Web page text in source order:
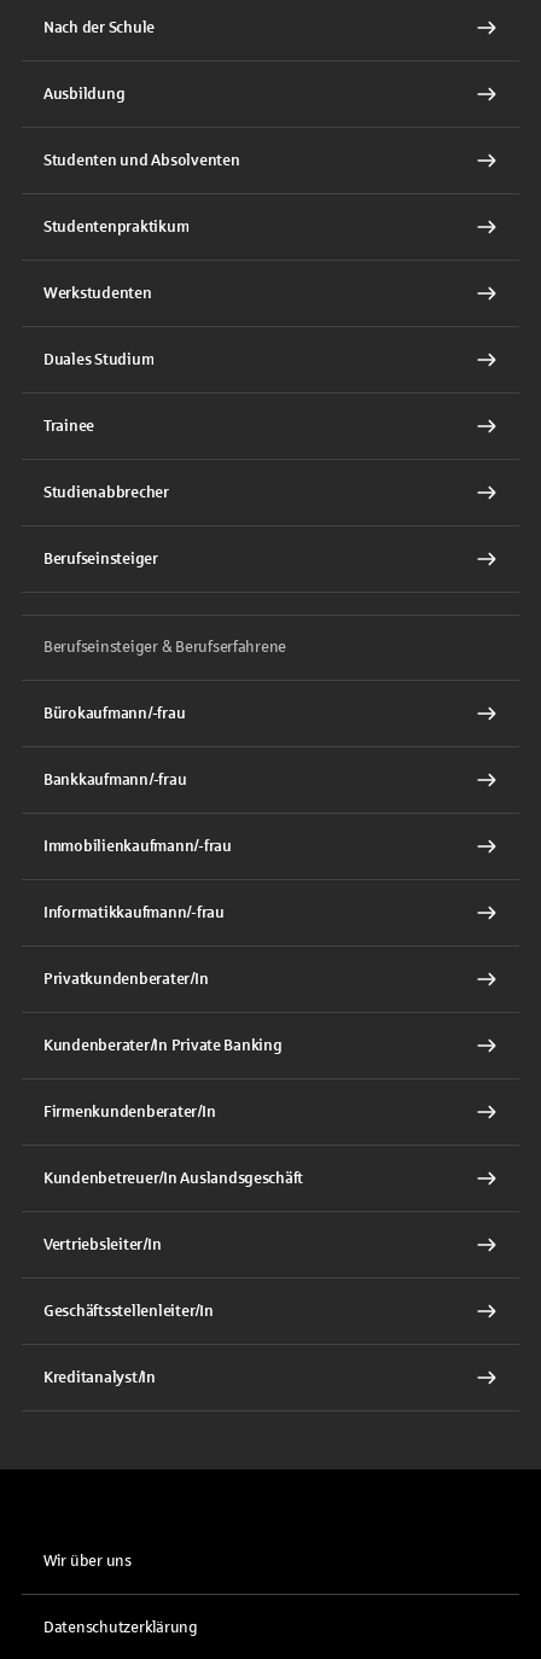
Nach der Schule
Ausbildung
Studenten und Absolventen
Studentenpraktikum
Werkstudenten
Duales Studium
Trainee
Studienabbrecher
Berufseinsteiger
Berufseinsteiger & Berufserfahrene
Bürokaufmann/-frau
Bankkaufmann/-frau
Immobilienkaufmann/-frau
Informatikkaufmann/-frau
Privatkundenberater/In
Kundenberater/In Private Banking
Firmenkundenberater/In
Kundenbetreuer/In Auslandsgeschäft
Vertriebsleiter/In
Geschäftsstellenleiter/In
Kreditanalyst/In
Wir über uns
Datenschutzerklärung